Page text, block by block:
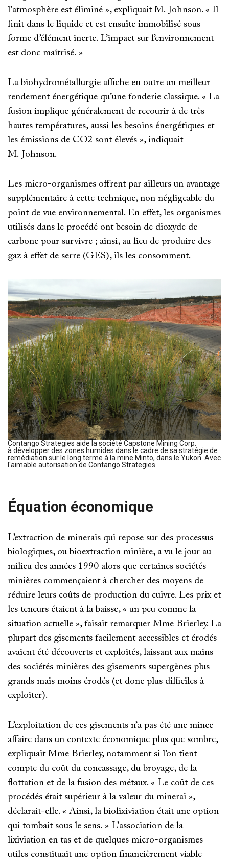
l’atmosphère est éliminé », expliquait M. Johnson. « Il
finit dans le liquide et est ensuite immobilisé sous
forme d’élément inerte. L’impact sur l’environnement
est donc maîtrisé. »
La biohydrométallurgie affiche en outre un meilleur
rendement énergétique qu’une fonderie classique. « La
fusion implique généralement de recourir à de très
hautes températures, aussi les besoins énergétiques et
les émissions de CO2 sont élevés », indiquait
M. Johnson.
Les micro-organismes offrent par ailleurs un avantage
supplémentaire à cette technique, non négligeable du
point de vue environnemental. En effet, les organismes
utilisés dans le procédé ont besoin de dioxyde de
carbone pour survivre ; ainsi, au lieu de produire des
gaz à effet de serre (GES), ils les consomment.
Contango Strategies aide la société Capstone Mining Corp.
à développer des zones humides dans le cadre de sa stratégie de
remédiation sur le long terme à la mine Minto, dans le Yukon. Avec
l'aimable autorisation de Contango Strategies
Équation économique
L’extraction de minerais qui repose sur des processus
biologiques, ou bioextraction minière, a vu le jour au
milieu des années 1990 alors que certaines sociétés
minières commençaient à chercher des moyens de
réduire leurs coûts de production du cuivre. Les prix et
les teneurs étaient à la baisse, « un peu comme la
situation actuelle », faisait remarquer Mme Brierley. La
plupart des gisements facilement accessibles et érodés
avaient été découverts et exploités, laissant aux mains
des sociétés minières des gisements supergènes plus
grands mais moins érodés (et donc plus difficiles à
exploiter).
L’exploitation de ces gisements n’a pas été une mince
affaire dans un contexte économique plus que sombre,
expliquait Mme Brierley, notamment si l’on tient
compte du coût du concassage, du broyage, de la
flottation et de la fusion des métaux. « Le coût de ces
procédés était supérieur à la valeur du minerai »,
déclarait-elle. « Ainsi, la biolixiviation était une option
qui tombait sous le sens. » L’association de la
lixiviation en tas et de quelques micro-organismes
utiles constituait une option financièrement viable